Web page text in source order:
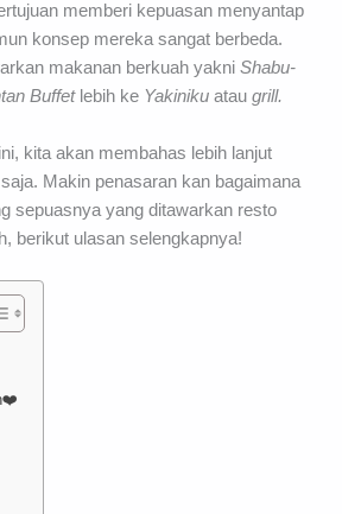
memberi kepuasan menyantap
konsep mereka sangat berbeda.
makanan berkuah yakniShabu-
Buffetlebih ke Yakiniku ataugrill.
kita akan membahas lebih lanjut
Makin penasaran kan bagaimana
sepuasnya yang ditawarkan resto
berikut ulasan selengkapnya!